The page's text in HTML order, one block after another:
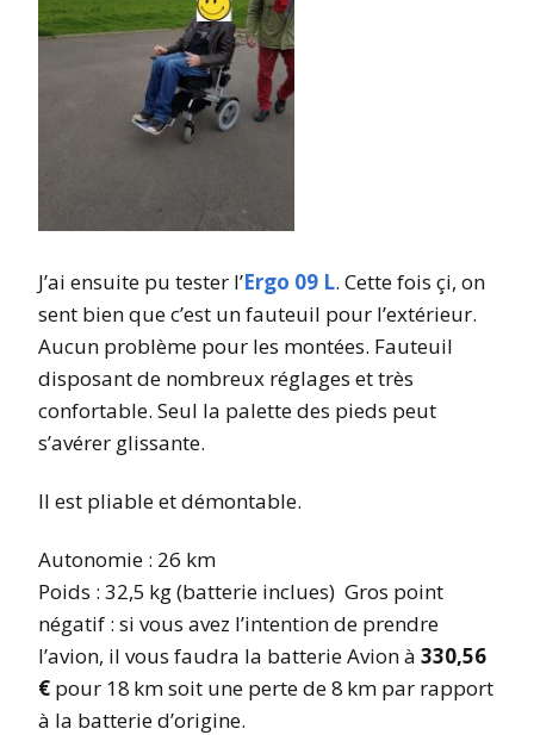
J’ai ensuite pu tester l’Ergo 09 L. Cette fois çi, on
sent bien que c’est un fauteuil pour l’extérieur.
Aucun problème pour les montées. Fauteuil
disposant de nombreux réglages et très
confortable. Seul la palette des pieds peut
s’avérer glissante.
Il est pliable et démontable.
Autonomie : 26 km
Poids : 32,5 kg (batterie inclues) Gros point
négatif : si vous avez l’intention de prendre
l’avion, il vous faudra la batterie Avion à 330,56
€ pour 18 km soit une perte de 8 km par rapport
à la batterie d’origine.